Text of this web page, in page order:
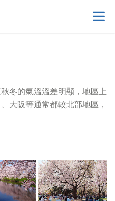
>
>
冬的氣溫溫差明顯，地區上
大阪等通常都較北部地區，